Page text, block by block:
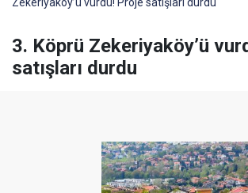
3. Köprü Zekeriyaköy’ü
satışları durdu